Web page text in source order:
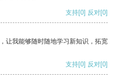
支持[0] 反对[0]
让我能够随时随地学习新知识，拓宽
支持[0] 反对[0]